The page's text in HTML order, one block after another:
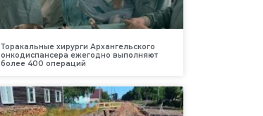
Торакальные хирурги Архангельского
онкодиспансера ежегодно выполняют
более 400 операций